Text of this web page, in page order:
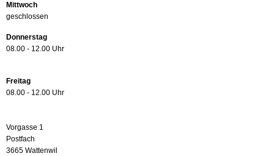
Mittwoch
geschlossen
Donnerstag
08.00 - 12.00 Uhr
Freitag
08.00 - 12.00 Uhr
Vorgasse 1
Postfach
3665 Wattenwil